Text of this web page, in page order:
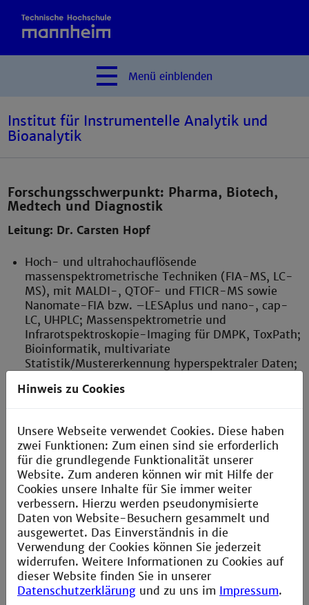
Menü einblenden
Institut für Instrumentelle Analytik und
Bioanalytik
Forschungsschwerpunkt: Pharma, Biotech,
Medtech und Diagnostik
Leitung: Dr. Carsten Hopf
Hoch- und ultrahochauflösende
massenspektrometrische Techniken (FIA-MS, LC-
MS), mit MALDI-, QTOF- und FTICR-MS sowie
Nanomate-FIA bzw. –LESAplus und nano-, cap-
LC, UHPLC; Massenspektrometrie und
Infrarotspektroskopie-Imaging für DMPK, ToxPath;
Bioinformatik, multivariate
Statistik/Mustererkennung hyperspektraler Daten;
Chemie-, Biotech/MedTech- und
basierte Wirkstoffforschung.
Massenspektrometrische Analytik von
Produktionszelllinien, massenspektrometrische at-
line Prozessanalytik, massenspektrometrische
Charakterisierung von Biopharmaka
(Produktanalytik, Formulierungen, shelf-life usw.).
Kontakt
Hinweis zu Cookies
Unsere Webseite verwendet Cookies. Diese haben
zwei Funktionen: Zum einen sind sie erforderlich
für die grundlegende Funktionalität unserer
Website. Zum anderen können wir mit Hilfe der
Cookies unsere Inhalte für Sie immer weiter
verbessern. Hierzu werden pseudonymisierte
Daten von Website-Besuchern gesammelt und
ausgewertet. Das Einverständnis in die
Verwendung der Cookies können Sie jederzeit
widerrufen. Weitere Informationen zu Cookies auf
dieser Website finden Sie in unserer
Datenschutzerklärung und zu uns im Impressum.